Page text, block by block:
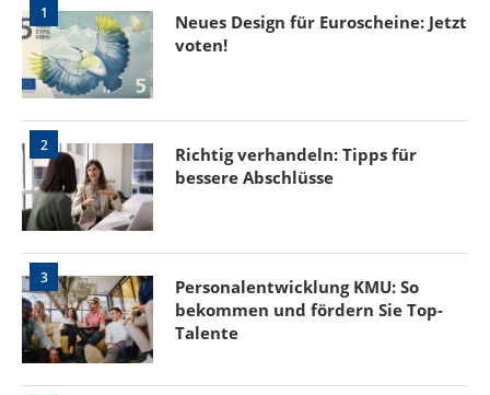
1
Neues Design für Euroscheine: Jetzt
voten!
2
Richtig verhandeln: Tipps für
bessere Abschlüsse
3
Personalentwicklung KMU: So
bekommen und fördern Sie Top-
Talente